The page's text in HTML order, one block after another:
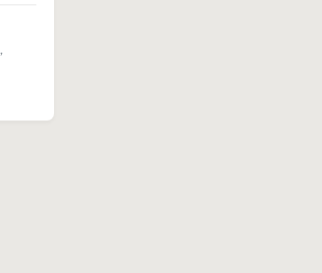
,